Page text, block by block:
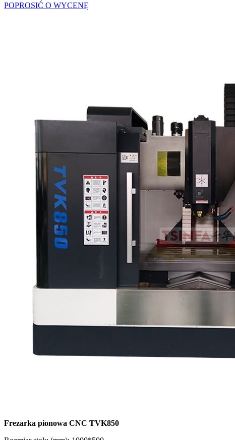
POPROSIĆ O WYCENĘ
Frezarka pionowa CNC TVK850